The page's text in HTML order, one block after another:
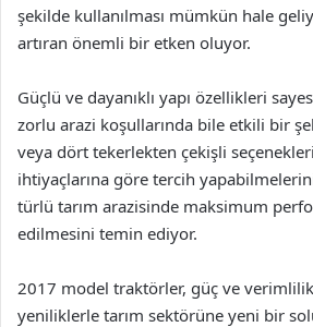
şekilde kullanılması mümkün hale
artıran önemli bir etken oluyor.
Güçlü ve dayanıklı yapı özellikleri
zorlu arazi koşullarında bile etkili bir
veya dört tekerlekten çekişli
ihtiyaçlarına göre tercih
türlü tarım arazisinde maksimum
edilmesini temin ediyor.
2017 model traktörler, güç ve verimlilik
yeniliklerle tarım sektörüne yeni bir